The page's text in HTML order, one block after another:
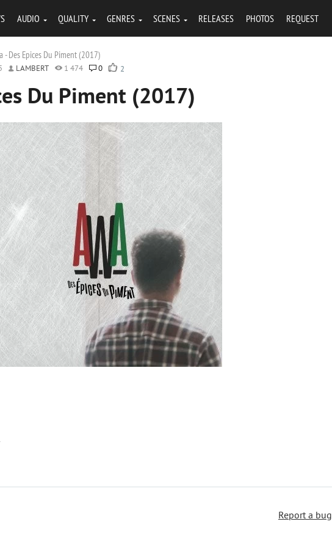
AUDIO QUALITY GENRES SCENES RELEASES PHOTOS REQUEST
- Des Epices Du Piment (2017)
LAMBERT 1 474 0 2
Du Piment (2017)
Report a bug